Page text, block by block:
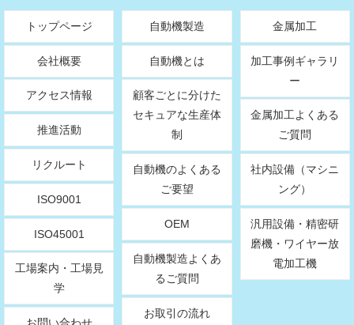
トップページ
会社概要
アクセス情報
推進活動
リクルート
ISO9001
ISO45001
工場案内・工場見
学
自動機製造
自動機とは
顧客ごとに分けた
セキュアな生産体
制
自動機のよくある
ご要望
OEM
自動機製造よくあ
るご質問
お取引の流れ
金属加工
加工事例ギャラリ
ー
金属加工よくある
ご質問
社内設備（マシニ
ング）
汎用設備・精密研
磨機・ワイヤー放
電加工機